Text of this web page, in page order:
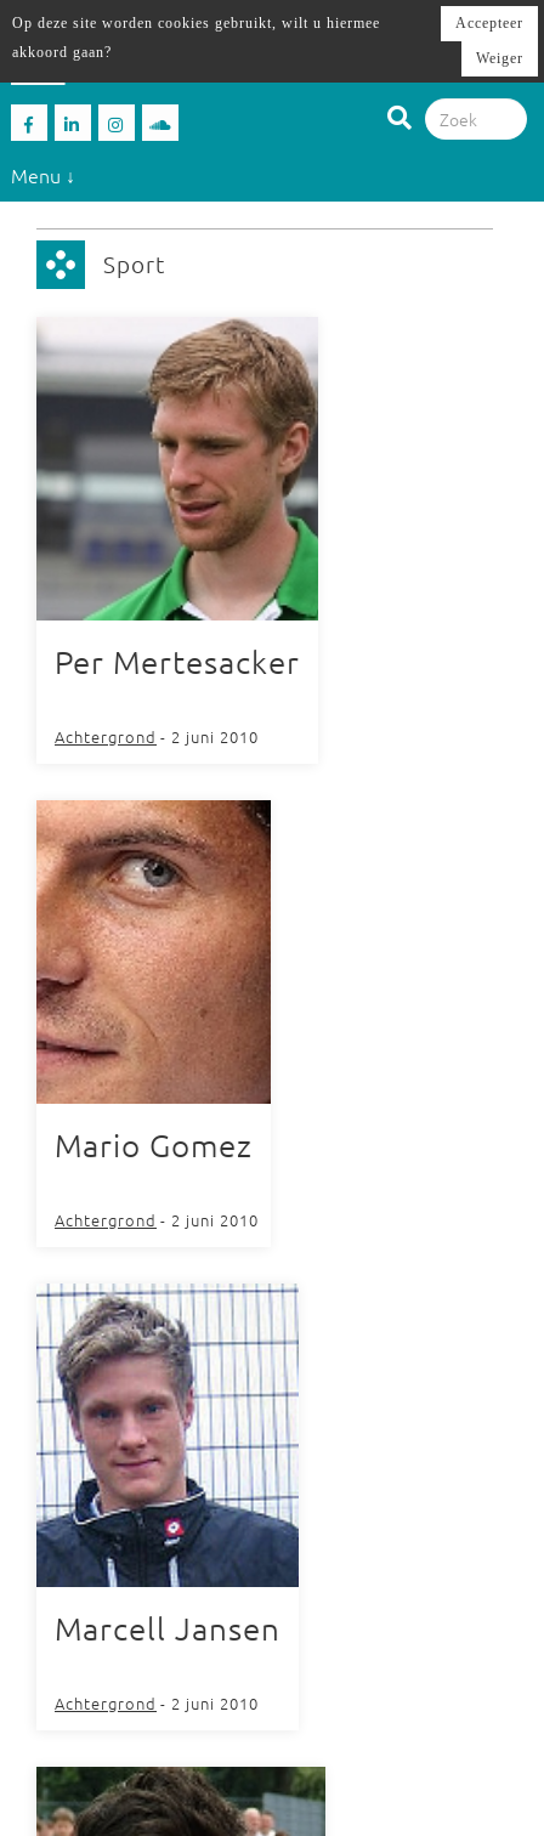
Menu ↓
Sport
Per Mertesacker
Achtergrond - 2 juni 2010
Mario Gomez
Achtergrond - 2 juni 2010
Marcell Jansen
Achtergrond - 2 juni 2010
Op deze site worden cookies gebruikt, wilt u hiermee
akkoord gaan?
Accepteer
Weiger